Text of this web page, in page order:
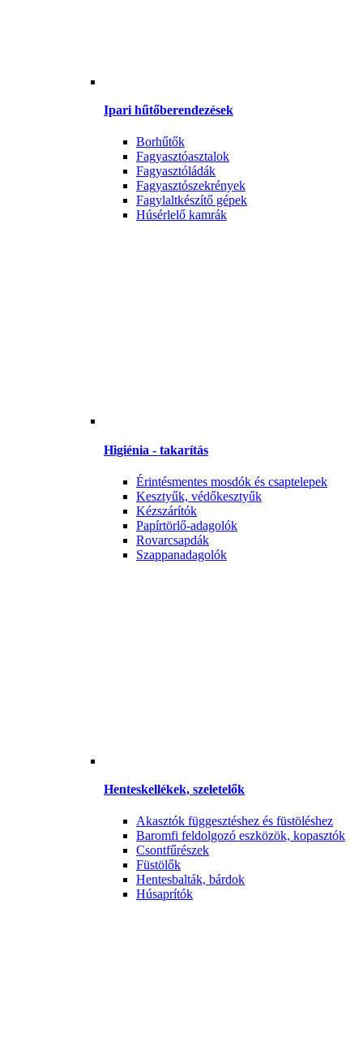
Ipari hűtőberendezések
Borhűtők
Fagyasztóasztalok
Fagyasztóládák
Fagyasztószekrények
Fagylaltkészítő gépek
Húsérlelő kamrák
Higiénia - takarítás
Érintésmentes mosdók és csaptelepek
Kesztyűk, védőkesztyűk
Kézszárítók
Papírtörlő-adagolók
Rovarcsapdák
Szappanadagolók
Henteskellékek, szeletelők
Akasztók függesztéshez és füstöléshez
Baromfi feldolgozó eszközök, kopasztók
Csontfűrészek
Füstölők
Hentesbalták, bárdok
Húsaprítók